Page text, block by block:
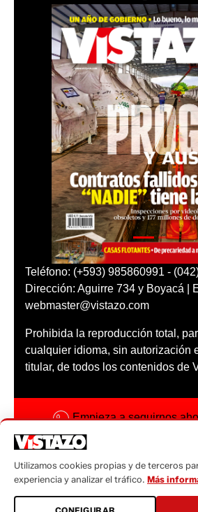
Teléfono: (+593) 985860991 -
Dirección: Aguirre 734 y Boyacá |
webmaster@vistazo.com
Prohibida la reproducción total,
cualquier idioma, sin autorización
titular, de todos los contenidos de
Empieza a seguirnos
Código ética
Sugerencias a:
Utilizamos cookies propias y de terceros
experiencia y analizar el tráfico. Más
CONFIGURAR